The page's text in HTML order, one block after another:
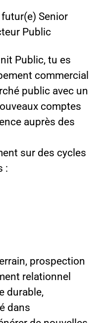
Senior
Public
Public, tu es
commercial
public avec un
comptes
auprès des
sur des cycles
:
prospection
relationnel
durable,
dans